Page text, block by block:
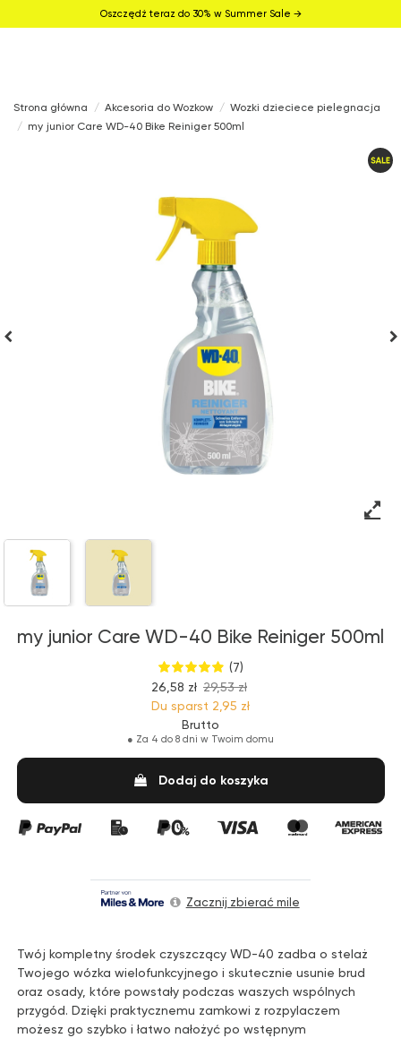
Oszczędź teraz do 30% w Summer Sale →
Strona główna Akcesoria do Wozkow
Wozki dzieciece pielegnacja
my junior Care WD-40 Bike Reiniger 500ml
my junior Care WD-40 Bike Reiniger 500ml
(7)
26,58 zł 29,53 zł
Du sparst 2,95 zł
Brutto
● Za 4 do 8 dni w Twoim domu
Dodaj do koszyka
Zacznij zbierać mile
Twój kompletny środek czyszczący WD-40 zadba o stelaż
Twojego wózka wielofunkcyjnego i skutecznie usunie brud
oraz osady, które powstały podczas waszych wspólnych
przygód. Dzięki praktycznemu zamkowi z rozpylaczem
możesz go szybko i łatwo nałożyć po wstępnym